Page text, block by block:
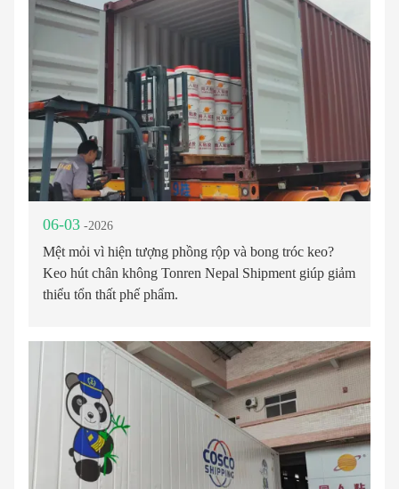
06-03 -2026
Mệt mỏi vì hiện tượng phồng rộp và bong tróc keo?
Keo hút chân không Tonren Nepal Shipment giúp giảm
thiểu tổn thất phế phẩm.